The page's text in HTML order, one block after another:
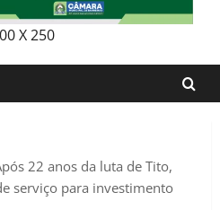
X 250
22 anos da luta de Tito,
serviço para investimento